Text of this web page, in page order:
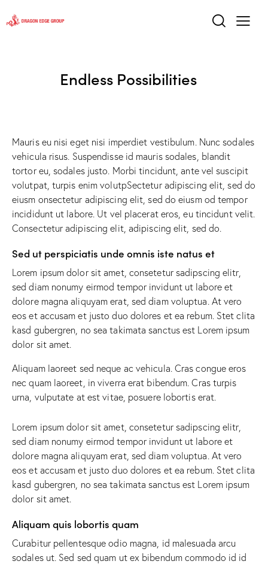
Endless Possibilities
Mauris eu nisi eget nisi imperdiet vestibulum. Nunc sodales
vehicula risus. Suspendisse id mauris sodales, blandit
tortor eu, sodales justo. Morbi tincidunt, ante vel suscipit
volutpat, turpis enim volutpSectetur adipiscing elit, sed do
eiusm onsectetur adipiscing elit, sed do eiusm od tempor
incididunt ut labore. Ut vel placerat eros, eu tincidunt velit.
Consectetur adipiscing elit, adipiscing elit, sed do.
Sed ut perspiciatis unde omnis iste natus et
Lorem ipsum dolor sit amet, consetetur sadipscing elitr,
sed diam nonumy eirmod tempor invidunt ut labore et
dolore magna aliquyam erat, sed diam voluptua. At vero
eos et accusam et justo duo dolores et ea rebum. Stet clita
kasd gubergren, no sea takimata sanctus est Lorem ipsum
dolor sit amet.
Aliquam laoreet sed neque ac vehicula. Cras congue eros
nec quam laoreet, in viverra erat bibendum. Cras turpis
urna, vulputate at est vitae, posuere lobortis erat.
Lorem ipsum dolor sit amet, consetetur sadipscing elitr,
sed diam nonumy eirmod tempor invidunt ut labore et
dolore magna aliquyam erat, sed diam voluptua. At vero
eos et accusam et justo duo dolores et ea rebum. Stet clita
kasd gubergren, no sea takimata sanctus est Lorem ipsum
dolor sit amet.
Aliquam quis lobortis quam
Curabitur pellentesque odio magna, id malesuada arcu
sodales ut. Sed sed quam ut ex bibendum commodo id id